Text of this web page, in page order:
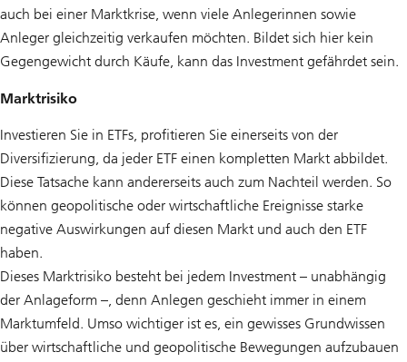
auch bei einer Marktkrise, wenn viele Anlegerinnen sowie
Anleger gleichzeitig verkaufen möchten. Bildet sich hier kein
Gegengewicht durch Käufe, kann das Investment gefährdet sein.
Marktrisiko
Investieren Sie in ETFs, profitieren Sie einerseits von der
Diversifizierung, da jeder ETF einen kompletten Markt abbildet.
Diese Tatsache kann andererseits auch zum Nachteil werden. So
können geopolitische oder wirtschaftliche Ereignisse starke
negative Auswirkungen auf diesen Markt und auch den ETF
haben.
Dieses Marktrisiko besteht bei jedem Investment – unabhängig
der Anlageform –, denn Anlegen geschieht immer in einem
Marktumfeld. Umso wichtiger ist es, ein gewisses Grundwissen
über wirtschaftliche und geopolitische Bewegungen aufzubauen